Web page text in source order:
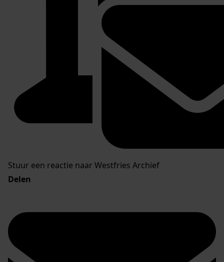
Stuur een reactie naar Westfries Archief
Delen